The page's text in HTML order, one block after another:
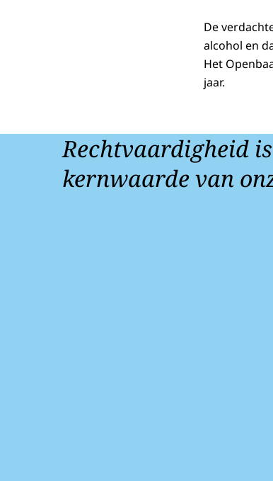
De
alcohol en
Het
jaar.
Rechtvaardigheid
kernwaarde van